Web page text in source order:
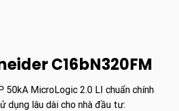
C16bN320FM
50kA MicroLogic 2.0 LI chuẩn chính
dụng lâu dài cho nhà đầu tư: